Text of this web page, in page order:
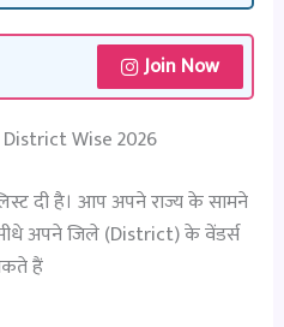
Join Now
Wise 2026
दी है। आप अपने राज्य के सामने
अपने जिले (District) के वेंडर्स
हैं